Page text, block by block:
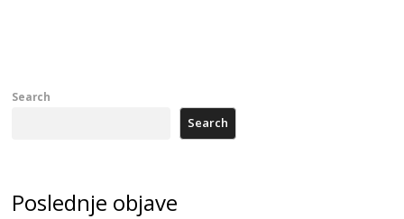
Search
Search
Poslednje objave